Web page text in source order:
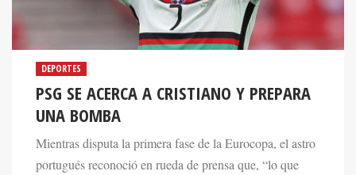
DEPORTES
PSG SE ACERCA A CRISTIANO Y PREPARA
UNA BOMBA
Mientras disputa la primera fase de la Eurocopa, el astro
portugués reconoció en rueda de prensa que, “lo que